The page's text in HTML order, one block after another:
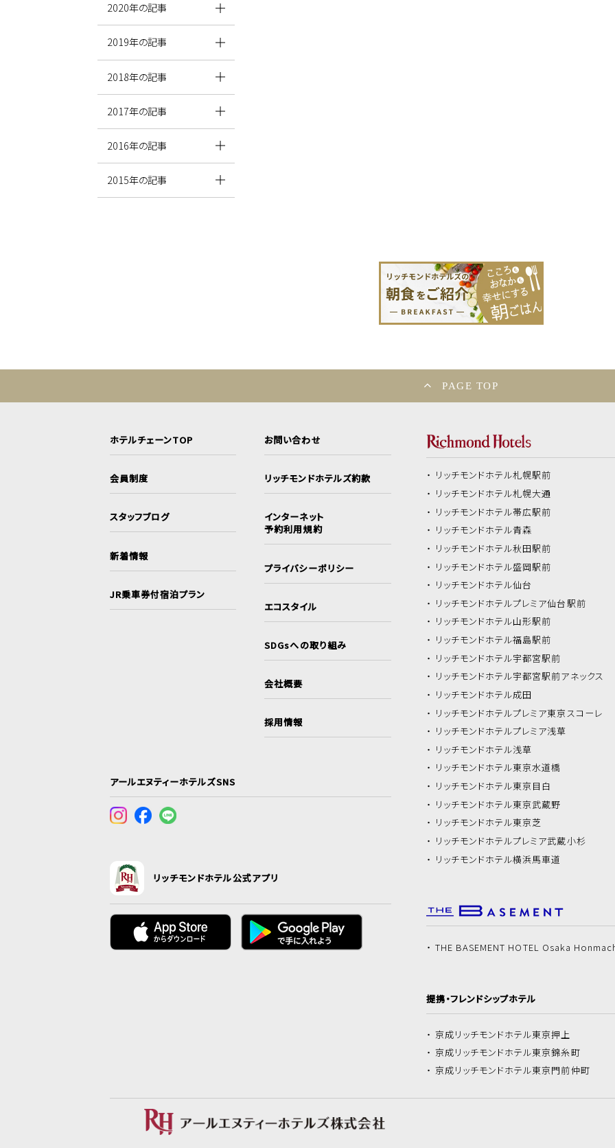
2020年の記事
2019年の記事
2018年の記事
2017年の記事
2016年の記事
2015年の記事
PAGE TOP
ホテルチェーンTOP
会員制度
スタッフブログ
新着情報
JR乗車券付宿泊プラン
お問い合わせ
リッチモンドホテルズ約款
インターネット
予約利用規約
プライバシーポリシー
エコスタイル
SDGsへの取り組み
会社概要
採用情報
アールエヌティーホテルズSNS
リッチモンドホテル公式アプリ
リッチモンドホテル札幌駅前
リッチモンドホテル札幌大通
リッチモンドホテル帯広駅前
リッチモンドホテル青森
リッチモンドホテル秋田駅前
リッチモンドホテル盛岡駅前
リッチモンドホテル仙台
リッチモンドホテルプレミア仙台駅前
リッチモンドホテル山形駅前
リッチモンドホテル福島駅前
リッチモンドホテル宇都宮駅前
リッチモンドホテル宇都宮駅前アネックス
リッチモンドホテル成田
リッチモンドホテルプレミア東京スコーレ
リッチモンドホテルプレミア浅草
リッチモンドホテル浅草
リッチモンドホテル東京水道橋
リッチモンドホテル東京目白
リッチモンドホテル東京武蔵野
リッチモンドホテル東京芝
リッチモンドホテルプレミア武蔵小杉
リッチモンドホテル横浜馬車道
THE BASEMENT HOTEL Osaka
提携・フレンドシップホテル
京成リッチモンドホテル東京押上
京成リッチモンドホテル東京錦糸町
京成リッチモンドホテル東京門前仲町